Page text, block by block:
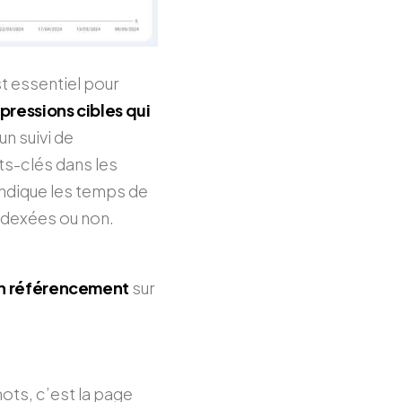
essentiel pour
cibles qui
suivi de
clés dans les
les temps de
ou non.
référencement sur
c’est la page